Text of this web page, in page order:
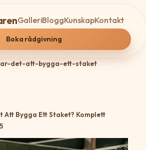
GalleriBloggKunskapKontakt
Boka rådgivning
det-att-bygga-ett-staket
Att Bygga Ett Staket? Komplett